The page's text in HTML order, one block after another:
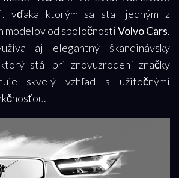
vďaka ktorým sa stal jedným z
modelov od spoločnosti Volvo Cars.
aj elegantný škandinávsky
stál pri znovuzrodení značky
skvelý vzhľad s užitočnými